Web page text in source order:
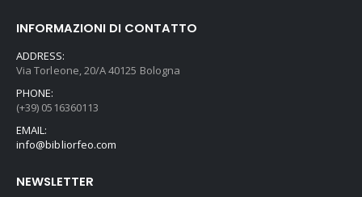
INFORMAZIONI DI CONTATTO
ADDRESS:
Via Torleone, 20/A 40125 Bologna
PHONE:
(+39) 0516360113
EMAIL:
info@bibliorfeo.com
NEWSLETTER